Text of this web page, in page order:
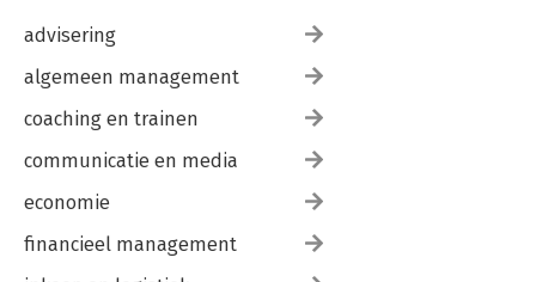
advisering
algemeen management
coaching en trainen
communicatie en media
economie
financieel management